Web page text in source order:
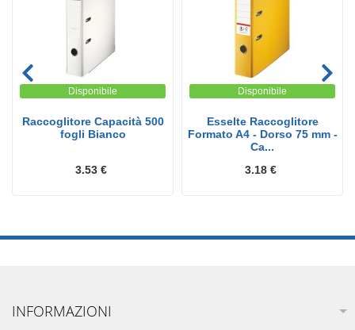
Disponibile
Raccoglitore Capacità 500
fogli Bianco
3.53 €
Disponibile
Esselte Raccoglitore
Formato A4 - Dorso 75 mm -
Ca...
3.18 €
INFORMAZIONI